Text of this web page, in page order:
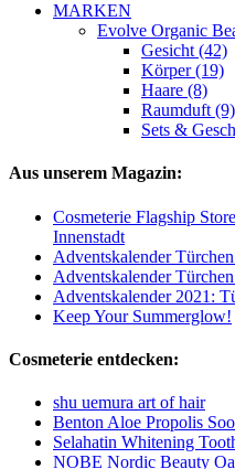
MARKEN
Evolve Organic
Gesicht (42)
Körper (19)
Haare (8)
Raumduft (9)
Sets &
Aus unserem Magazin:
Cosmeterie Flagship
Innenstadt
Adventskalender
Adventskalender
Adventskalender 2021:
Keep Your Summerglow!
Cosmeterie entdecken:
shu uemura art of hair
Benton Aloe Propolis
Selahatin Whitening
NOBE Nordic Beauty